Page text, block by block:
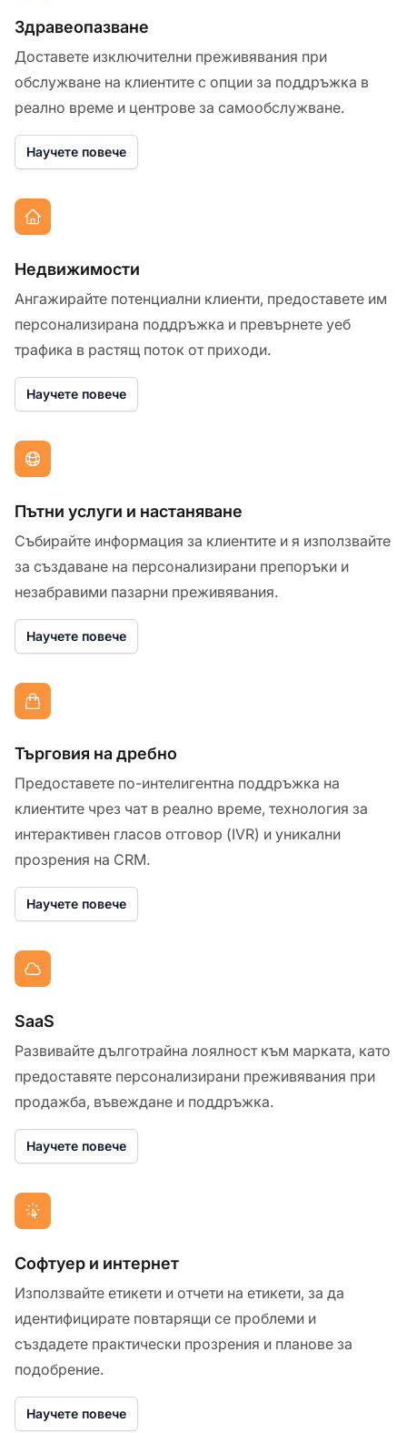
Здравеопазване
Доставете изключителни преживявания при
обслужване на клиентите с опции за поддръжка в
реално време и центрове за самообслужване.
Научете повече
Недвижимости
Ангажирайте потенциални клиенти, предоставете им
персонализирана поддръжка и превърнете уеб
трафика в растящ поток от приходи.
Научете повече
Пътни услуги и настаняване
Събирайте информация за клиентите и я използвайте
за създаване на персонализирани препоръки и
незабравими пазарни преживявания.
Научете повече
Търговия на дребно
Предоставете по-интелигентна поддръжка на
клиентите чрез чат в реално време, технология за
интерактивен гласов отговор (IVR) и уникални
прозрения на CRM.
Научете повече
SaaS
Развивайте дълготрайна лоялност към марката, като
предоставяте персонализирани преживявания при
продажба, въвеждане и поддръжка.
Научете повече
Софтуер и интернет
Използвайте етикети и отчети на етикети, за да
идентифицирате повтарящи се проблеми и
създадете практически прозрения и планове за
подобрение.
Научете повече